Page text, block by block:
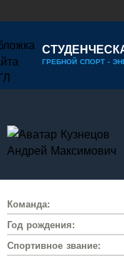
ГРЕБНОЙ СПОРТ -
Команда:
Год рождения:
Спортивное звание: